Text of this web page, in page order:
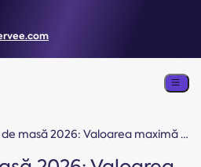
Tichete de masă 2026: Valoarea maximă a fost majorată la 45 de lei